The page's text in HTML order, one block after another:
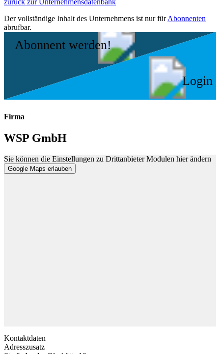
zurück zur Unternehmensdatenbank
Der vollständige Inhalt des Unternehmens ist nur fürAbonnenten
abrufbar.
Abonnent werden!
Login
Firma
WSP GmbH
Sie können die Einstellungen zu Drittanbieter Modulen hier ändern
Google Maps erlauben
Kontaktdaten
Adresszusatz